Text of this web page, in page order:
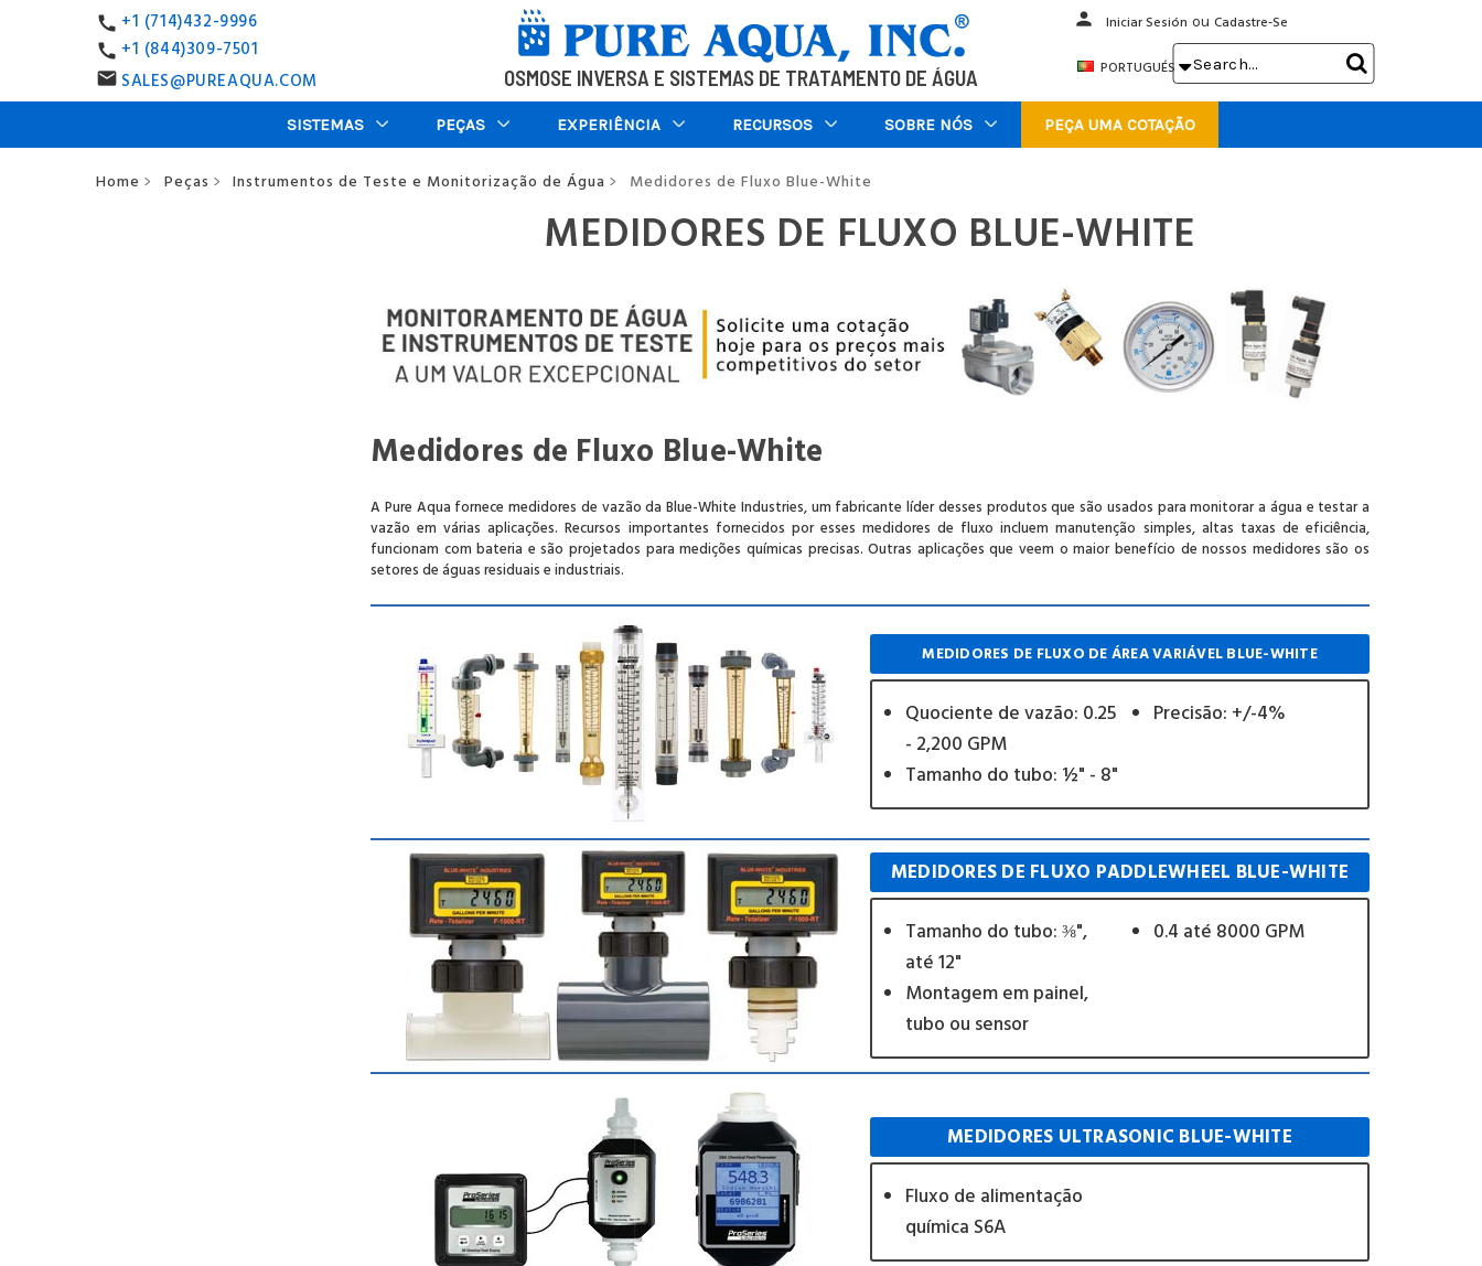
call +1 (714)432-9996
call +1 (844)309-7501
email SALES@PUREAQUA.COM OSMOSE INVERSA E SISTEMAS DE TRATAMENTO DE ÁGUA
person Iniciar Sesión ou Cadastre-Se
PORTUGUÉS 
Keyword:
SISTEMAS PEÇAS EXPERIÊNCIA RECURSOS SOBRE NÓS PEÇA UMA COTAÇÃO
Home > Peças > Instrumentos de Teste e Monitorização de Água > Medidores de Fluxo Blue-White
MEDIDORES DE FLUXO BLUE-WHITE
Medidores de Fluxo Blue-White
A Pure Aqua fornece medidores de vazão da Blue-White Industries, um fabricante líder desses produtos que são usados ​​para monitorar a água e testar a
vazão em várias aplicações. Recursos importantes fornecidos por esses medidores de fluxo incluem manutenção simples, altas taxas de eficiência,
funcionam com bateria e são projetados para medições químicas precisas. Outras aplicações que veem o maior benefício de nossos medidores são os
setores de águas residuais e industriais.
MEDIDORES DE FLUXO DE ÁREA VARIÁVEL BLUE-WHITE
Quociente de vazão: 0.25
- 2,200 GPM
Tamanho do tubo: ½" - 8"
Precisão: +/-4%
MEDIDORES DE FLUXO PADDLEWHEEL BLUE-WHITE
Tamanho do tubo: ⅜",
até 12"
Montagem em painel,
tubo ou sensor
0.4 até 8000 GPM
MEDIDORES ULTRASONIC BLUE-WHITE
Fluxo de alimentação
química S6A